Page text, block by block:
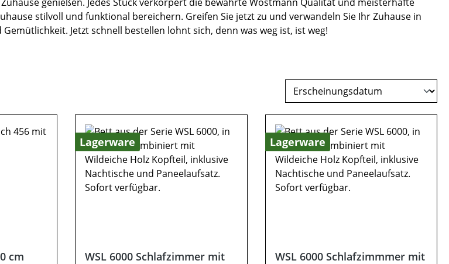
stilvoll und funktional bereichern. Greifen Sie jetzt zu und verwandeln Sie Ihr Zuhause in
Gemütlichkeit. Jetzt schnell bestellen lohnt sich, denn was weg ist, ist weg!
cm
Lagerware
WSL 6000 Schlafzimmer mit
Lagerware
WSL 6000 Schlafzimmmer mit